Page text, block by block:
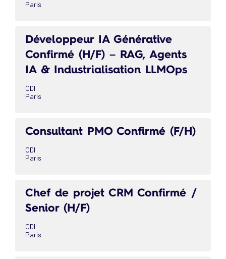
Paris
Développeur IA Générative
Confirmé (H/F) – RAG, Agents
IA & Industrialisation LLMOps
CDI
Paris
Consultant PMO Confirmé (F/H)
CDI
Paris
Chef de projet CRM Confirmé /
Senior (H/F)
CDI
Paris